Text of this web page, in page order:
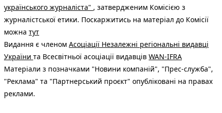
українського журналіста" , затвердженим Комісією з
журналістської етики. Поскаржитись на матеріал до Комісії
можна тут
Видання є членом Асоціації Незалежні регіональні видавці
України та Всесвітньої асоціації видавців WAN-IFRA
Матеріали з позначками "Новини компаній", "Прес-служба",
"Реклама" та "Партнерський проєкт" опубліковані на правах
реклами.